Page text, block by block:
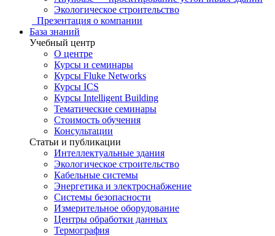
Экологическое строительство
Презентация о компании
База знаний
Учебный центр
О центре
Курсы и семинары
Курсы Fluke Networks
Курсы ICS
Курсы Intelligent Building
Тематические семинары
Стоимость обучения
Консультации
Статьи и публикации
Интеллектуальные здания
Экологическое строительство
Кабельные системы
Энергетика и электроснабжение
Системы безопасности
Измерительное оборудование
Центры обработки данных
Термография